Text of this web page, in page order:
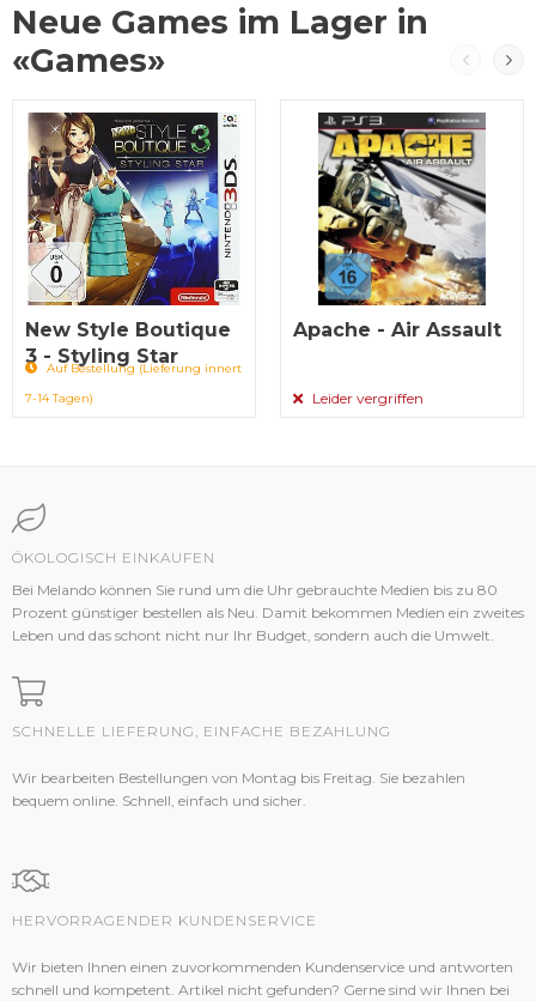
Neue Games im Lager in
«Games»
New Style Boutique
3 - Styling Star
Auf Bestellung (Lieferung innert
7-14 Tagen)
Apache - Air Assault
Leider vergriffen
ÖKOLOGISCH EINKAUFEN
Bei Melando können Sie rund um die Uhr gebrauchte Medien bis zu 80
Prozent günstiger bestellen als Neu. Damit bekommen Medien ein zweites
Leben und das schont nicht nur Ihr Budget, sondern auch die Umwelt.
SCHNELLE LIEFERUNG, EINFACHE BEZAHLUNG
Wir bearbeiten Bestellungen von Montag bis Freitag. Sie bezahlen
bequem online. Schnell, einfach und sicher.
HERVORRAGENDER KUNDENSERVICE
Wir bieten Ihnen einen zuvorkommenden Kundenservice und antworten
schnell und kompetent. Artikel nicht gefunden? Gerne sind wir Ihnen bei